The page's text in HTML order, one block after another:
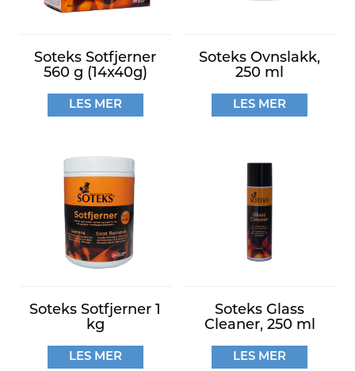
Soteks Sotfjerner
560 g (14x40g)
LES MER
Soteks Ovnslakk,
250 ml
LES MER
Soteks Sotfjerner 1
kg
LES MER
Soteks Glass
Cleaner, 250 ml
LES MER